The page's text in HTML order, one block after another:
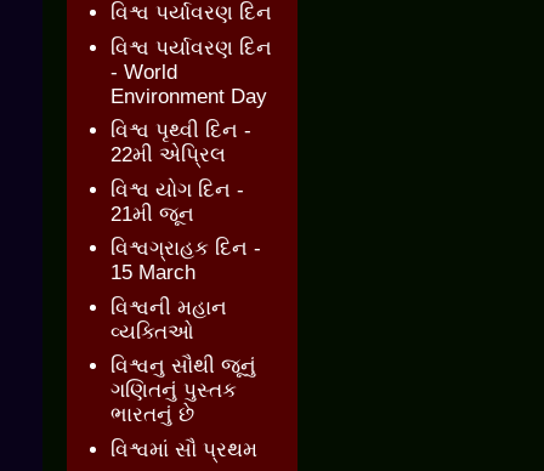
વિશ્વ પર્યાવરણ દિન
વિશ્વ પર્યાવરણ દિન
- World
Environment Day
વિશ્વ પૃથ્વી દિન -
22મી એપ્રિલ
વિશ્વ યોગ દિન -
21મી જૂન
વિશ્વગ્રાહક દિન -
15 March
વિશ્વની મહાન
વ્યક્તિઓ
વિશ્વનુ સૌથી જૂનું
ગણિતનું પુસ્તક
ભારતનું છે
વિશ્વમાં સૌ પ્રથમ